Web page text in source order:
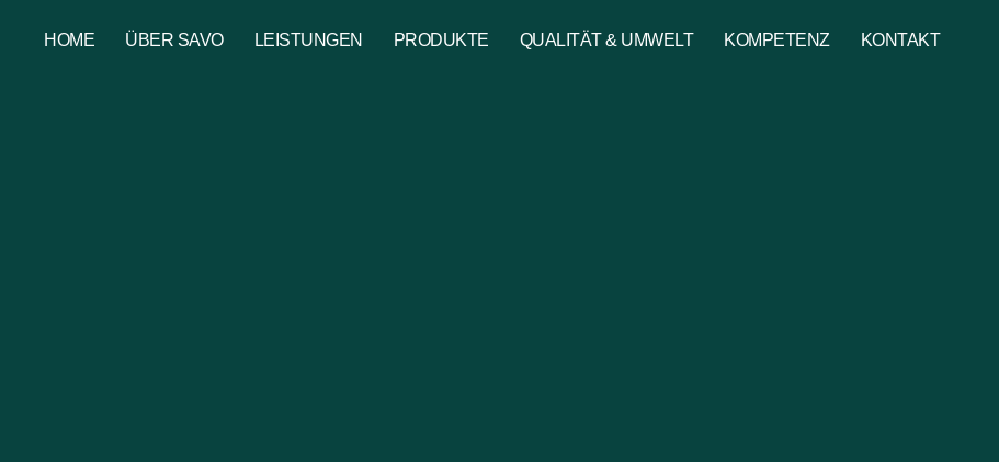
HOME ÜBER SAVO LEISTUNGEN PRODUKTE QUALITÄT & UMWELT KOMPETENZ KONTAKT